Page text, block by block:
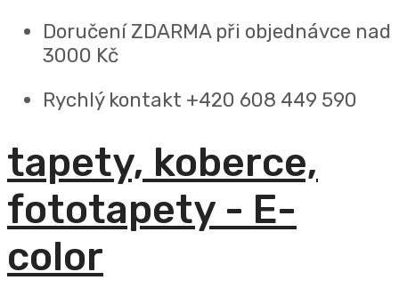
Doručení ZDARMA při objednávce nad
3000 Kč
Rychlý kontakt +420 608 449 590
tapety, koberce,
fototapety - E-
color